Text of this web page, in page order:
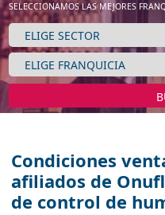
SELECCIONAMOS LAS MEJORES
Condiciones
afiliados de
de control de